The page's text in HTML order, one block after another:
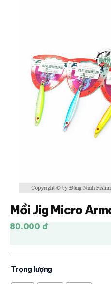
Mồi Jig Micro
80.000 đ
Trọng lượng